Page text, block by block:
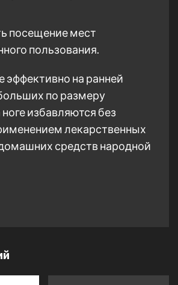
посещение мест
пользования.
эффективно на ранней
по размеру
избавляются без
лекарственных
средств народной